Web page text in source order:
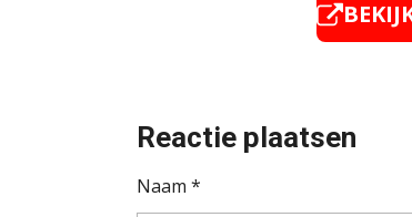
Reactie plaatsen
Naam *